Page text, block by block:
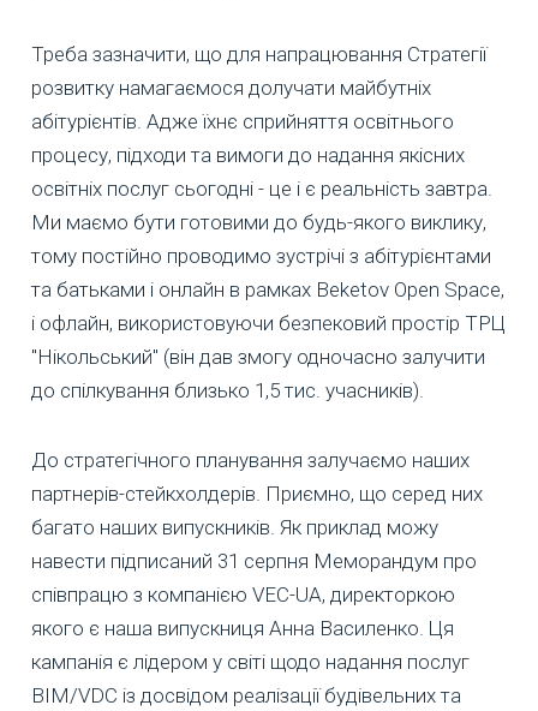
Треба зазначити, що для напрацювання Стратегії
розвитку намагаємося долучати майбутніх
абітурієнтів. Адже їхнє сприйняття освітнього
процесу, підходи та вимоги до надання якісних
освітніх послуг сьогодні - це і є реальність завтра.
Ми маємо бути готовими до будь-якого виклику,
тому постійно проводимо зустрічі з абітурієнтами
та батьками і онлайн в рамках Beketov Open Space,
і офлайн, використовуючи безпековий простір ТРЦ
"Нікольський" (він дав змогу одночасно залучити
до спілкування близько 1,5 тис. учасників).
До стратегічного планування залучаємо наших
партнерів-стейкхолдерів. Приємно, що серед них
багато наших випускників. Як приклад можу
навести підписаний 31 серпня Меморандум про
співпрацю з компанією VEC-UA, директоркою
якого є наша випускниця Анна Василенко. Ця
кампанія є лідером у світі щодо надання послуг
BIM/VDC із досвідом реалізації будівельних та